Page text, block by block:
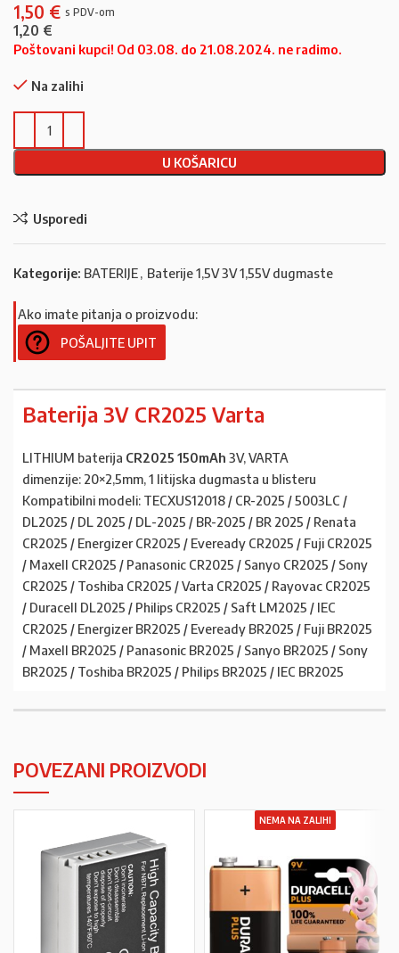
1,50 €
1,20 €
Poštovani kupci! Od 03.08. do 21.08.2024. ne radimo.
Na zalihi
U KOŠARICU
Usporedi
Kategorije: BATERIJE, Baterije 1,5V 3V 1,55V dugmaste
Ako imate pitanja o proizvodu:
POŠALJITE UPIT
Baterija 3V CR2025 Varta
LITHIUM baterija CR2025 150mAh 3V, VARTA
dimenzije: 20×2,5mm, 1 litijska dugmasta u blisteru
Kompatibilni modeli: TECXUS12018 / CR-2025 / 5003LC /
DL2025 / DL 2025 / DL-2025 / BR-2025 / BR 2025 / Renata
CR2025 / Energizer CR2025 / Eveready CR2025 / Fuji CR2025
/ Maxell CR2025 / Panasonic CR2025 / Sanyo CR2025 / Sony
CR2025 / Toshiba CR2025 / Varta CR2025 / Rayovac CR2025
/ Duracell DL2025 / Philips CR2025 / Saft LM2025 / IEC
CR2025 / Energizer BR2025 / Eveready BR2025 / Fuji BR2025
/ Maxell BR2025 / Panasonic BR2025 / Sanyo BR2025 / Sony
BR2025 / Toshiba BR2025 / Philips BR2025 / IEC BR2025
POVEZANI PROIZVODI
NEMA NA ZALIHI